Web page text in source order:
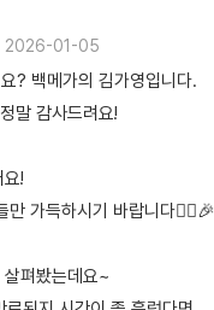
2026-01-05
? 백메가의 김가영입니다.
말 감사드려요!
!
만 가득하시기 바랍니다🙇‍♀️🎉
펴봤는데요~